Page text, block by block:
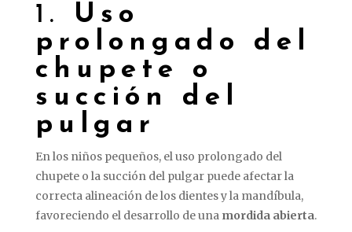
1. Uso
prolongado del
chupete o
succión del
pulgar
En los niños pequeños, el uso prolongado del
chupete o la succión del pulgar puede afectar la
correcta alineación de los dientes y la mandíbula,
favoreciendo el desarrollo de una mordida abierta.